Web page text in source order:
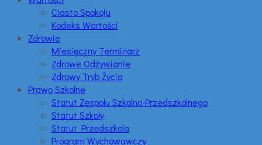
Ciasto Spokoju
Kodeks Wartości
Zdrowie
Miesięczny Terminarz
Zdrowe Odżywianie
Zdrowy Tryb Życia
Prawo Szkolne
Statut Zespołu Szkolno-Przedszkolnego
Statut Szkoły
Statut Przedszkola
Program Wychowawczy